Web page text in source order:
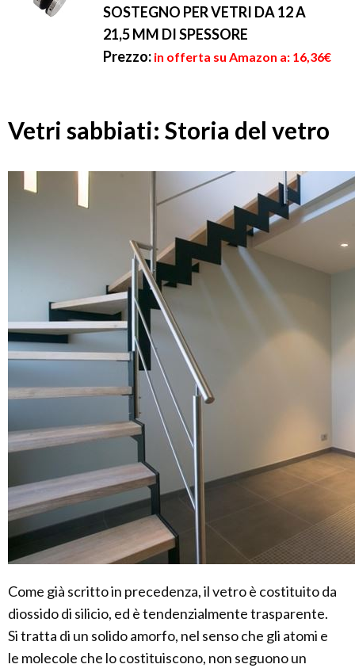
SOSTEGNO PER VETRI DA 12 A
21,5 MM DI SPESSORE
Prezzo: in offerta su Amazon a: 16,36€
Vetri sabbiati: Storia del vetro
Come già scritto in precedenza, il vetro è costituito da
diossido di silicio, ed è tendenzialmente trasparente.
Si tratta di un solido amorfo, nel senso che gli atomi e
le molecole che lo costituiscono, non seguono un